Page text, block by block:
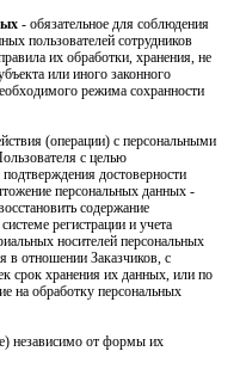
- обязательное для соблюдения
пользователей сотрудников
их обработки, хранения, не
или иного законного
режима сохранности
(операции) с персональными
с целью
достоверности
персональных данных -
содержание
регистрации и учета
носителей персональных
в отношении Заказчиков, с
срок хранения их данных, или по
на обработку персональных
независимо от формы их